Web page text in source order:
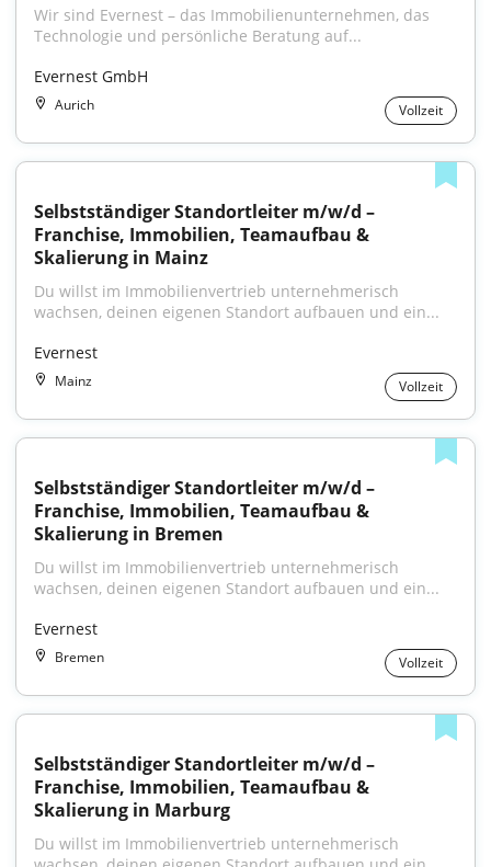
Wir sind Evernest – das Immobilienunternehmen, das
Technologie und persönliche Beratung auf...
Evernest GmbH
Aurich Vollzeit
Selbstständiger Standortleiter m/w/d –
Franchise, Immobilien, Teamaufbau &
Skalierung in Mainz
Du willst im Immobilienvertrieb unternehmerisch
wachsen, deinen eigenen Standort aufbauen und ein...
Evernest
Mainz Vollzeit
Selbstständiger Standortleiter m/w/d –
Franchise, Immobilien, Teamaufbau &
Skalierung in Bremen
Du willst im Immobilienvertrieb unternehmerisch
wachsen, deinen eigenen Standort aufbauen und ein...
Evernest
Bremen Vollzeit
Selbstständiger Standortleiter m/w/d –
Franchise, Immobilien, Teamaufbau &
Skalierung in Marburg
Du willst im Immobilienvertrieb unternehmerisch